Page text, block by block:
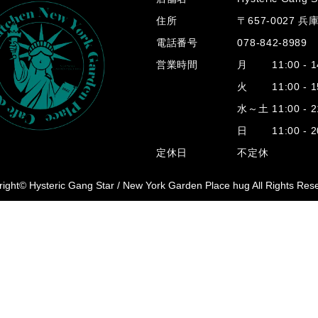
住所
〒657-0027 兵
電話番号
078-842-8989
営業時間
月 11:00 -
火 11:00 -
水～土 11:00 -
日 11:00 -
定休日
不定休
Hysteric Gang Star / New York Garden Place hug All Rights